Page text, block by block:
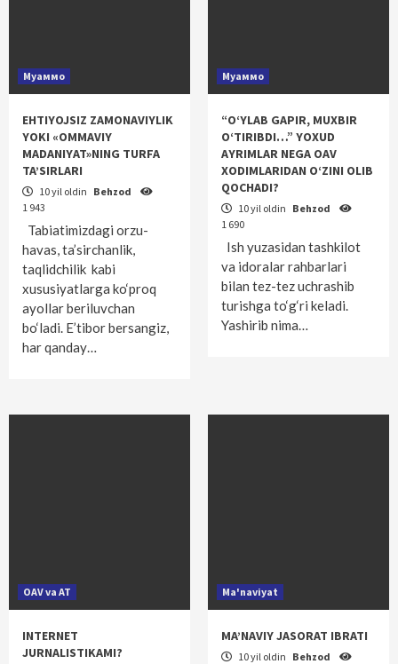
Муаммо
EHTIYOJSIZ ZAMONAVIYLIK
YOKI «OMMAVIY
MADANIYAT»NING TURFA
TA’SIRLARI
10 yil oldin Behzod
1 943
Tabiatimizdagi orzu-
havas, ta’sirchanlik,
taqlidchilik kabi
xususiyatlarga ko‘proq
ayollar beriluvchan
bo‘ladi. E’tibor bersangiz,
har qanday…
Муаммо
“O‘YLAB GAPIR, MUXBIR
O‘TIRIBDI…” YOXUD
AYRIMLAR NEGA OAV
XODIMLARIDAN O‘ZINI OLIB
QOCHADI?
10 yil oldin Behzod
1 690
Ish yuzasidan tashkilot
va idoralar rahbarlari
bilan tez-tez uchrashib
turishga to‘g‘ri keladi.
Yashirib nima…
OAV va AT
INTERNET
JURNALISTIKAMI?
Ma'naviyat
MA’NAVIY JASORAT IBRATI
10 yil oldin Behzod